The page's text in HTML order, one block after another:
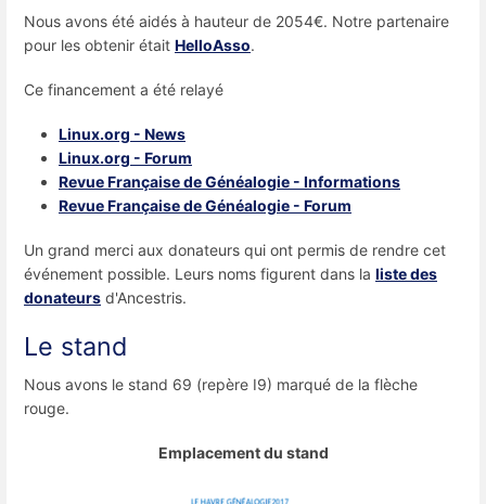
Nous avons été aidés à hauteur de 2054€. Notre partenaire
pour les obtenir était HelloAsso.
Ce financement a été relayé
Linux.org - News
Linux.org - Forum
Revue Française de Généalogie - Informations
Revue Française de Généalogie - Forum
Un grand merci aux donateurs qui ont permis de rendre cet
événement possible. Leurs noms figurent dans la liste des
donateurs d'Ancestris.
Le stand
Nous avons le stand 69 (repère I9) marqué de la flèche
rouge.
Emplacement du stand